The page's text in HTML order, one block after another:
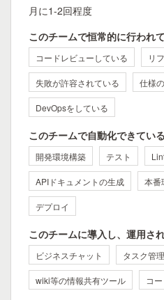
月に1-2回程度
このチームで恒常的に行われ
コードレビューしている リ
失敗が許容されている 仕様
DevOpsをしている
このチームで自動化できてい
開発環境構築 テスト
APIドキュメントの生成 本番
デプロイ
このチームに導入し、運用さ
ビジネスチャット タスク管
wiki等の情報共有ツール コ